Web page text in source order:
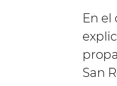
En el
San